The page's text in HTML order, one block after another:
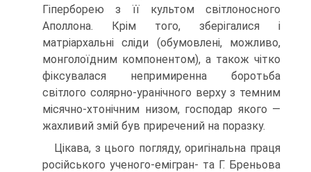
Гіперборею з її культом світлоносного
Аполлона. Крім того, зберігали­ся і
матріархальні сліди (обумовлені, можливо,
монголоїдним компонентом), а також чітко
фіксувалася непримиренна боротьба
світлого солярно-уранічного верху з темним
місячно-хтонічним низом, господар якого —
жахливий змій був приречений на поразку.
Цікава, з цього погляду, оригінальна праця
російського ученого-емігран- та Г. Бреньова